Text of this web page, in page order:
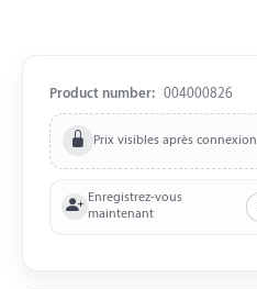
Product number: 004000826
Prix visibles après connexion
Enregistrez-vous
maintenant